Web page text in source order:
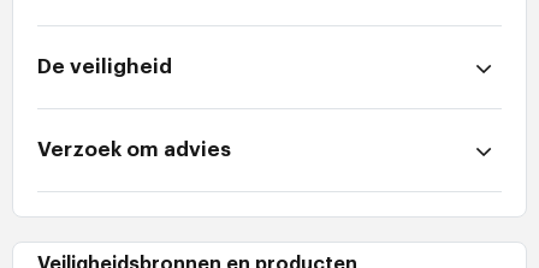
De veiligheid
Verzoek om advies
Veiligheidsbronnen en producten